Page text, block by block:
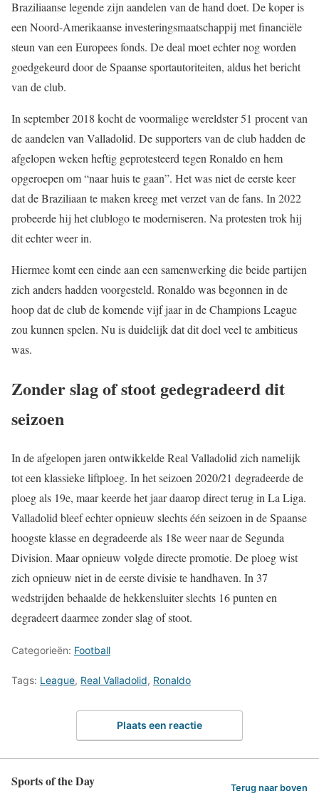
Braziliaanse legende zijn aandelen van de hand doet. De koper is
een Noord-Amerikaanse investeringsmaatschappij met financiële
steun van een Europees fonds. De deal moet echter nog worden
goedgekeurd door de Spaanse sportautoriteiten, aldus het bericht
van de club.
In september 2018 kocht de voormalige wereldster 51 procent van
de aandelen van Valladolid. De supporters van de club hadden de
afgelopen weken heftig geprotesteerd tegen Ronaldo en hem
opgeroepen om “naar huis te gaan”. Het was niet de eerste keer
dat de Braziliaan te maken kreeg met verzet van de fans. In 2022
probeerde hij het clublogo te moderniseren. Na protesten trok hij
dit echter weer in.
Hiermee komt een einde aan een samenwerking die beide partijen
zich anders hadden voorgesteld. Ronaldo was begonnen in de
hoop dat de club de komende vijf jaar in de Champions League
zou kunnen spelen. Nu is duidelijk dat dit doel veel te ambitieus
was.
Zonder slag of stoot gedegradeerd dit
seizoen
In de afgelopen jaren ontwikkelde Real Valladolid zich namelijk
tot een klassieke liftploeg. In het seizoen 2020/21 degradeerde de
ploeg als 19e, maar keerde het jaar daarop direct terug in La Liga.
Valladolid bleef echter opnieuw slechts één seizoen in de Spaanse
hoogste klasse en degradeerde als 18e weer naar de Segunda
Division. Maar opnieuw volgde directe promotie. De ploeg wist
zich opnieuw niet in de eerste divisie te handhaven. In 37
wedstrijden behaalde de hekkensluiter slechts 16 punten en
degradeert daarmee zonder slag of stoot.
Categorieën: Football
Tags: League, Real Valladolid, Ronaldo
Plaats een reactie
Sports of the Day Terug naar boven